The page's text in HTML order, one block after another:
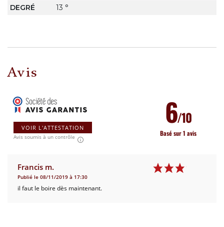
DEGRÉ
13 °
Avis
VOIR L'ATTESTATION
Avis soumis à un contrôle
6/10
Basé sur 1 avis
Francis m.
Publié le 08/11/2019 à 17:30
il faut le boire dès maintenant.